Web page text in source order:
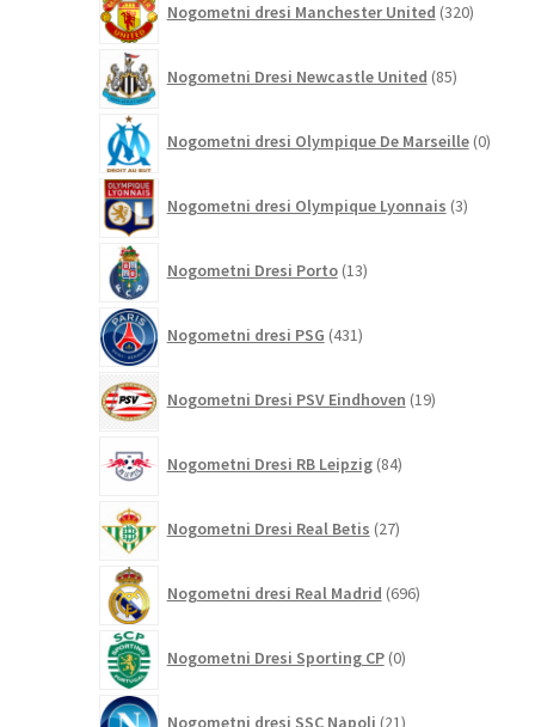
Nogometni dresi Manchester United 320izdelkov
Nogometni Dresi Newcastle United 85izdelkov
Nogometni dresi Olympique De Marseille 0
Nogometni dresi Olympique Lyonnais 3izdelki
Nogometni Dresi Porto 13izdelkov
Nogometni dresi PSG 431izdelkov
Nogometni Dresi PSV Eindhoven 19izdelkov
Nogometni Dresi RB Leipzig 84izdelkov
Nogometni Dresi Real Betis 27izdelkov
Nogometni dresi Real Madrid 696izdelkov
Nogometni Dresi Sporting CP 0izdelkov
Nogometni dresi SSC Napoli 21